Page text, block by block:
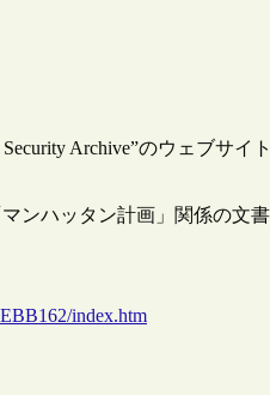
Archive”のウェブサ
ンハッタン計画」関係の文
index.htm